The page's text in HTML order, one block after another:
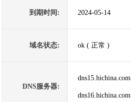
到期时间: 2024-05-14
域名状态: ok ( 正常 )
DNS服务器:
dns15.hichina.com
dns16.hichina.com